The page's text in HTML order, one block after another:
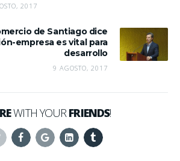
2017
de Santiago dice
empresa es vital para
desarrollo
9 AGOSTO, 2017
WITH YOURFRIENDS!